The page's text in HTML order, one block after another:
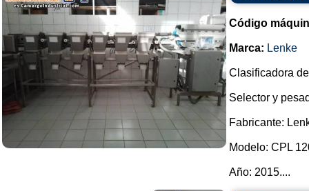
Código
Marca: Lenke
Clasificadora
Selector y
Fabricante:
Modelo: CPL
Año: 2015....